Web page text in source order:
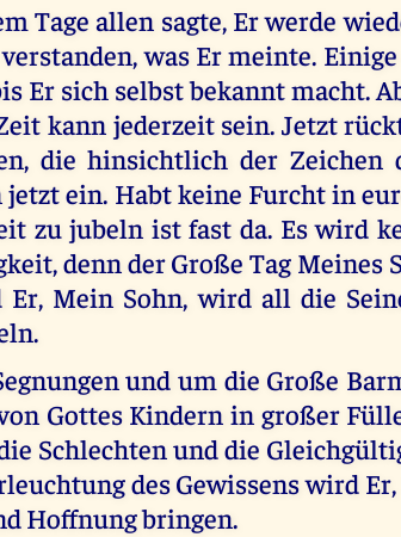
Tage allen sagte, Er werde
was Er meinte. Einige
Er sich selbst bekannt macht.
kann jederzeit sein. Jetzt
die hinsichtlich der Zeichen
ein. Habt keine Furcht in
zu jubeln ist fast da. Es wird
denn der Große Tag Meines
Mein Sohn, wird all die
und um die Große
Gottes Kindern in großer
Schlechten und die
des Gewissens wird
Hoffnung bringen.